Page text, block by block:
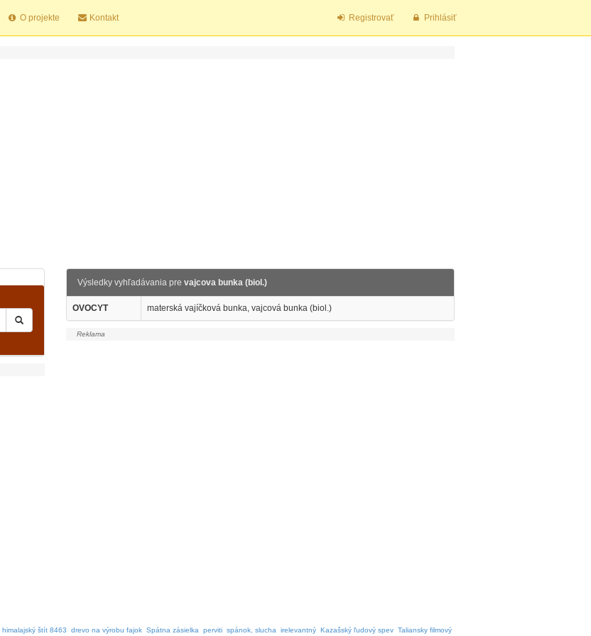
O projekte Kontakt Registrovať Prihlásiť
Výsledky vyhľadávania pre vajcova bunka (biol.)
OVOCYT materská vajíčková bunka, vajcová bunka (biol.)
himalajský štít 8463 drevo na výrobu fajok Spátna zásielka perviti spánok, slucha irelevantný Kazašský ľudový spev Taliansky filmový